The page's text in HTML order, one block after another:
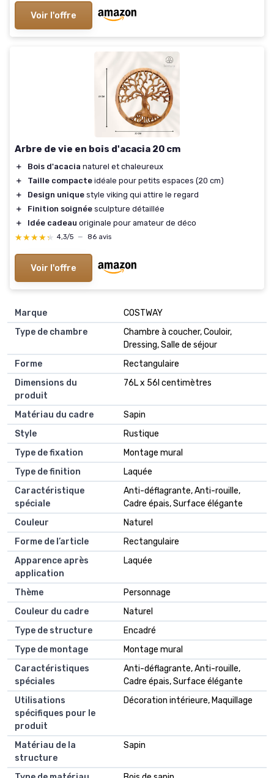
Voir l'offre
Arbre de vie en bois d'acacia 20 cm
＋ Bois d'acacia naturel et chaleureux
＋
Taille compacte idéale pour petits espaces (20 cm)
＋
Design unique style viking qui attire le regard
＋
Finition soignée sculpture détaillée
＋
Idée cadeau originale pour amateur de déco
★★★★★
★★★★★ 4,3/5 — 86 avis
Voir l'offre
Marque
COSTWAY
Type de chambre
Chambre à coucher, Couloir,
Dressing, Salle de séjour
Forme
Rectangulaire
Dimensions du
produit
76L x 56l centimètres
Matériau du cadre
Sapin
Style
Rustique
Type de fixation
Montage mural
Type de finition
Laquée
Caractéristique
spéciale
Anti-déflagrante, Anti-rouille,
Cadre épais, Surface élégante
Couleur
Naturel
Forme de l’article
Rectangulaire
Apparence après
application
Laquée
Thème
Personnage
Couleur du cadre
Naturel
Type de structure
Encadré
Type de montage
Montage mural
Caractéristiques
spéciales
Anti-déflagrante, Anti-rouille,
Cadre épais, Surface élégante
Utilisations
spécifiques pour le
produit
Décoration intérieure, Maquillage
Matériau de la
structure
Sapin